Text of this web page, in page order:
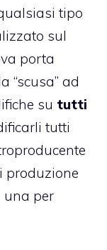
tipo
sul
porta
“scusa” ad
su tutti
tutti
produzione
una per